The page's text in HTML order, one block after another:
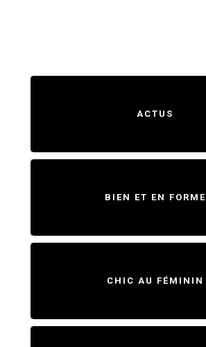
ACTUS
BIEN ET EN FORME
CHIC AU FÉMININ